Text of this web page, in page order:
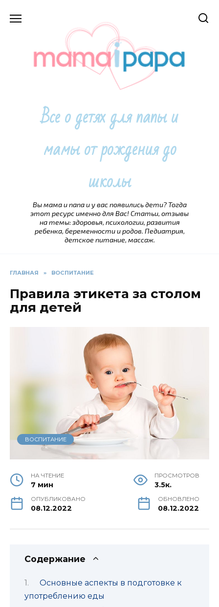
Все о детях для папы и
мамы от рождения до
школы
Вы мама и папа и у вас появились дети? Тогда
этот ресурс именно для Вас! Статьи, отзывы
на темы: здоровья, психологии, развития
ребенка, беременности и родов. Педиатрия,
детское питание, массаж.
ГЛАВНАЯ » ВОСПИТАНИЕ
Правила этикета за столом
для детей
ВОСПИТАНИЕ
НА ЧТЕНИЕ
7 мин
ПРОСМОТРОВ
3.5к.
ОПУБЛИКОВАНО
08.12.2022
ОБНОВЛЕНО
08.12.2022
Содержание
Основные аспекты в подготовке к
употреблению еды